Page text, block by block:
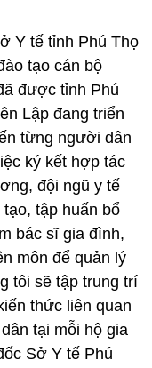
Y tế tỉnh Phú Thọ
tạo cán bộ
được tỉnh Phú
Lập đang triển
từng người dân
ký kết hợp tác
đội ngũ y tế
tập huấn bổ
bác sĩ gia đình,
môn để quản lý
tôi sẽ tập trung trí
thức liên quan
tại mỗi hộ gia
Sở Y tế Phú